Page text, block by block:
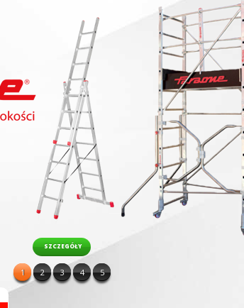
SZCZEGÓŁY
1 2 3 4 5